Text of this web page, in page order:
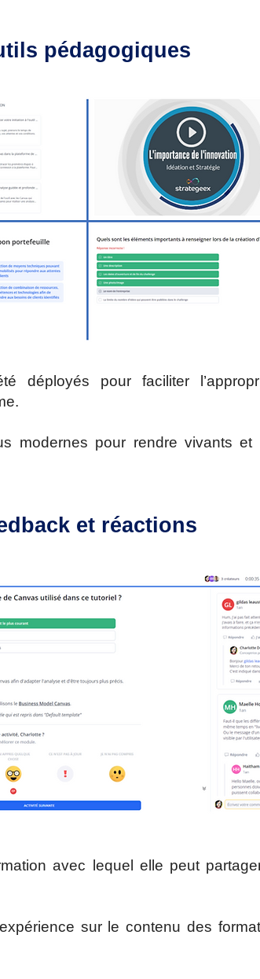
pédagogiques
déployés pour faciliter
modernes pour rendre vivants et
et réactions
avec lequel elle peut
sur le contenu des